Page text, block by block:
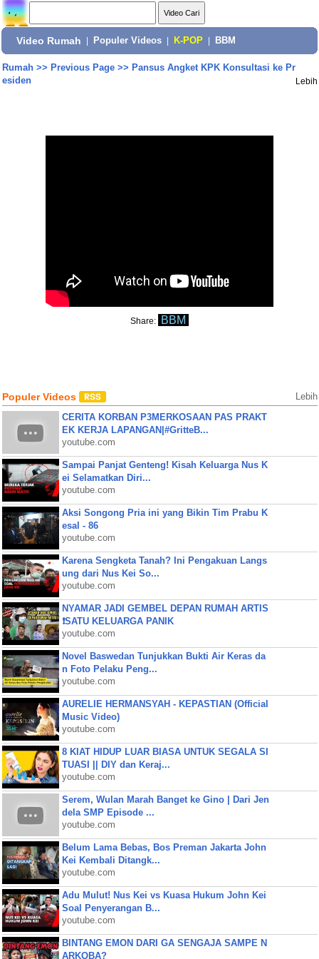
Video Rumah Populer Videos K-POP BBM
Rumah>> Previous Page>> Pansus Angket KPK Konsultasi ke Pr
esiden
Lebih
Share: BBM
Populer Videos Lebih
CERITA KORBAN P3MERKOSAAN PAS PRAKT
EK KERJA LAPANGAN|#GritteB...
youtube.com
Sampai Panjat Genteng! Kisah Keluarga Nus K
ei Selamatkan Diri...
youtube.com
Aksi Songong Pria ini yang Bikin Tim Prabu K
esal - 86
youtube.com
Karena Sengketa Tanah? Ini Pengakuan Langs
ung dari Nus Kei So...
youtube.com
NYAMAR JADI GEMBEL DEPAN RUMAH ARTIS
❗SATU KELUARGA PANIK
youtube.com
Novel Baswedan Tunjukkan Bukti Air Keras da
n Foto Pelaku Peng...
youtube.com
AURELIE HERMANSYAH - KEPASTIAN (Official
Music Video)
youtube.com
8 KIAT HIDUP LUAR BIASA UNTUK SEGALA SI
TUASI || DIY dan Keraj...
youtube.com
Serem, Wulan Marah Banget ke Gino | Dari Jen
dela SMP Episode ...
youtube.com
Belum Lama Bebas, Bos Preman Jakarta John
Kei Kembali Ditangk...
youtube.com
Adu Mulut! Nus Kei vs Kuasa Hukum John Kei
Soal Penyerangan B...
youtube.com
BINTANG EMON DARI GA SENGAJA SAMPE N
ARKOBA?